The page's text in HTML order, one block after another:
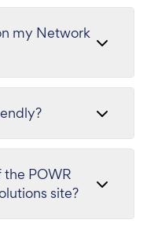
my Network
the POWR
site?